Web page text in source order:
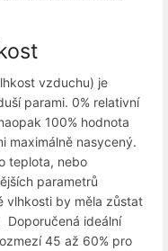
vzduchu) je
parami. 0% relativní
100% hodnota
maximálně nasycený.
teplota, nebo
parametrů
vlhkosti by měla zůstat
Doporučená ideální
45 až 60% pro